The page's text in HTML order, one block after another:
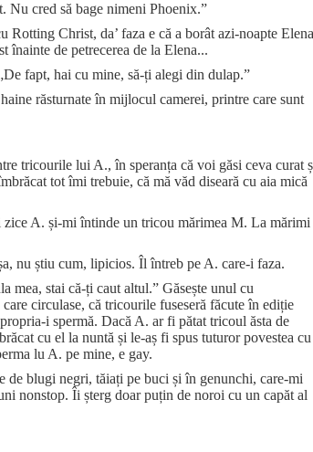
Nu cred să bage nimeni Phoenix.”
Christ, da’ faza e că a borât azi-noapte Elena
înainte de petrecerea de la Elena...
fapt, hai cu mine, să-ți alegi din dulap.”
răsturnate în mijlocul camerei, printre care sunt
tricourile lui A., în speranța că voi găsi ceva curat
tot îmi trebuie, că mă văd diseară cu aia mică
A. și-mi întinde un tricou mărimea M. La mărimi
nu știu cum, lipicios. Îl întreb pe A. care-i faza.
mea, stai că-ți caut altul.” Găsește unul cu
circulase, că tricourile fuseseră făcute în ediție
i spermă. Dacă A. ar fi pătat tricoul ăsta de
cu el la nuntă și le-aș fi spus tuturor povestea cu
lu A. pe mine, e gay.
blugi negri, tăiați pe buci și în genunchi, care-mi
nonstop. Îi șterg doar puțin de noroi cu un capăt al